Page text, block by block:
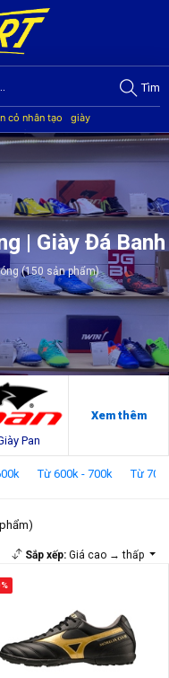
Tìm
cỏ nhân tạo
giày
quần áo bóng đá
giày
| Giày Đá Banh
(150 sản phẩm)
Pan
Xem thêm
Từ 600k - 700k Từ
Sắp xếp:Giá cao → thấp